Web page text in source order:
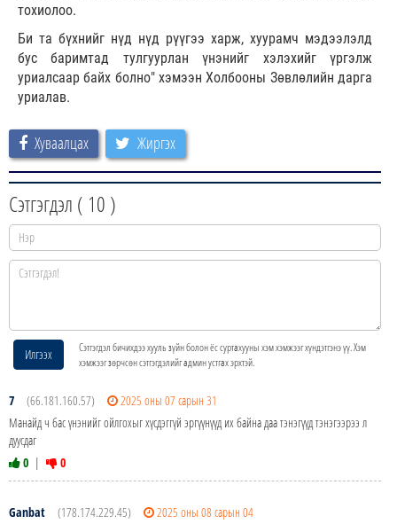
тохиолоо.
Би та бүхнийг нүд нүд рүүгээ харж, хуурамч мэдээлэлд
бус баримтад тулгуурлан үнэнийг хэлэхийг үргэлж
уриалсаар байх болно" хэмээн Холбооны Зөвлөлийн дарга
уриалав.
Хуваалцах Жиргэх
Сэтгэгдэл ( 10 )
Илгээх
Сэтгэгдэл бичихдээ хууль зүйн болон ёс суртахууны хэм хэмжээг хүндэтгэнэ үү. Хэм
хэмжээг зөрчсөн сэтгэгдэлийг админ устгах эрхтэй.
7 (66.181.160.57)
2025 оны 07 сарын 31
Манайд ч бас үнэнийг ойлгохыг хүсдэггүй эргүүнүүд их байна даа тэнэгүүд тэнэгээрээ л
дуусдаг
0 | 0
Ganbat (178.174.229.45)
2025 оны 08 сарын 04